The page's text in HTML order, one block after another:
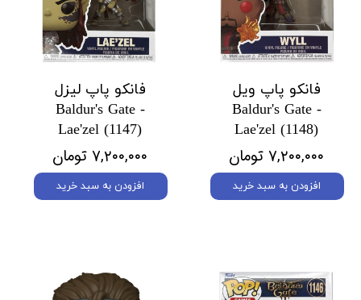
فانکو پاپ ویل
Baldur's Gate -
Lae'zel (1148)
۷,۲۰۰,۰۰۰ تومان
افزودن به سبد خرید
فانکو پاپ لیزل
Baldur's Gate -
Lae'zel (1147)
۷,۲۰۰,۰۰۰ تومان
افزودن به سبد خرید